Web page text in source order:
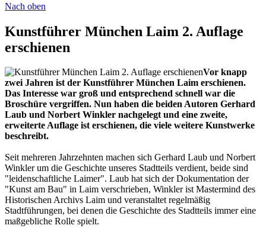
Nach oben
Kunstführer München Laim 2. Auflage
erschienen
Vor knapp
zwei Jahren ist der Kunstführer München Laim erschienen.
Das Interesse war groß und entsprechend schnell war die
Broschüre vergriffen. Nun haben die beiden Autoren Gerhard
Laub und Norbert Winkler nachgelegt und eine zweite,
erweiterte Auflage ist erschienen, die viele weitere Kunstwerke
beschreibt.
Seit mehreren Jahrzehnten machen sich Gerhard Laub und Norbert
Winkler um die Geschichte unseres Stadtteils verdient, beide sind
"leidenschaftliche Laimer". Laub hat sich der Dokumentation der
"Kunst am Bau" in Laim verschrieben, Winkler ist Mastermind des
Historischen Archivs Laim und veranstaltet regelmäßig
Stadtführungen, bei denen die Geschichte des Stadtteils immer eine
maßgebliche Rolle spielt.